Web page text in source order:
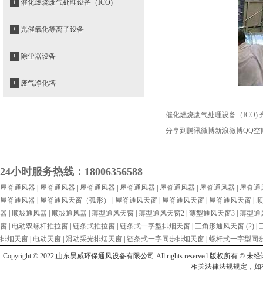
+ 催化燃烧废气处理设备（ICO)
+ 光催氧化等离子设备
+ 除尘器设备
+ 废气净化塔
催化燃烧废气处理设备（ICO)
分享到 腾讯微博新浪微博QQ空
24小时服务热线：18006356588
屋脊通风器 屋脊通风器 屋脊通风器 屋脊通风器 屋脊通风器 屋脊通风器
屋脊通
屋脊通风器
屋脊通风天窗（弧形） 屋脊通风天窗 屋脊通风天窗 屋脊通风天窗
器
顺坡通风器 顺坡通风器 薄型通风天窗 薄型通风天窗2 薄型通风天窗3 薄型通
窗
电动双螺杆推拉窗 链条式推拉窗 链条式一字型排烟天窗 三角形通风天窗 (2)
排烟天窗
电动天窗 滑动采光排烟天窗 链条式一字同步排烟天窗 螺杆式一字型同
Copyright © 2022,山东昊威环保通风设备有限公司 All rights reserved 版权所有 ©
相关法律法规规定，